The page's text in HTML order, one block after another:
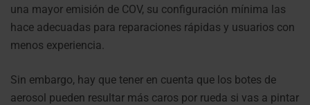
una mayor emisión de COV, su configuración mínima las
hace adecuadas para reparaciones rápidas y usuarios con
menos experiencia.
Sin embargo, hay que tener en cuenta que los botes de
aerosol pueden resultar más caros por rueda si vas a pintar